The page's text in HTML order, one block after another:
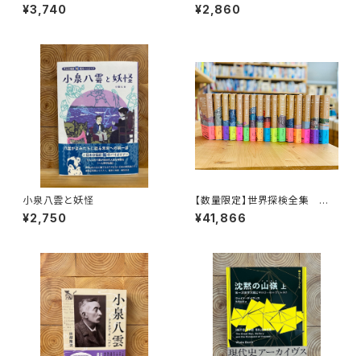
リティ・ヒストリー
¥3,740 地
¥2,860
小泉八雲と妖怪
¥2,750
【数量限定】世界探検全集 全1
6巻＋全巻購入特典「第17巻（非
売品）」【当店限定】
¥41,866